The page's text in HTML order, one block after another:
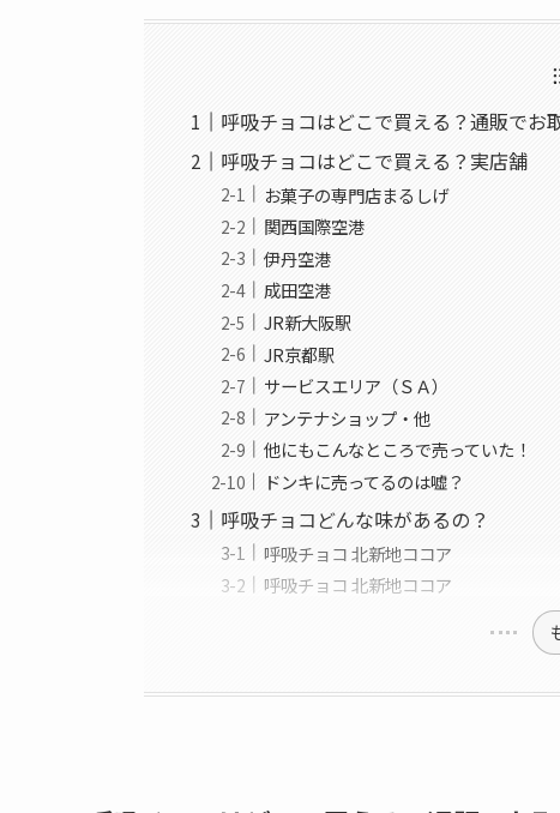
呼吸チョコはどこで買える？通販でお
呼吸チョコはどこで買える？実店舗
お菓子の専門店まるしげ
関西国際空港
伊丹空港
成田空港
JR新大阪駅
JR京都駅
サービスエリア（ＳＡ）
アンテナショップ・他
他にもこんなところで売っていた！
ドンキに売ってるのは嘘？
呼吸チョコどんな味があるの？
呼吸チョコ 北新地ココア
呼吸チョコ 北新地ココア